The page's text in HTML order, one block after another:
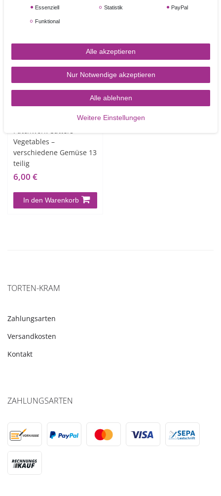
In den Warenkorb In den Warenkorb
Patchwork Cutters
Vegetables –
verschiedene Gemüse 13
teilig
6,00 €
In den Warenkorb
TORTEN-KRAM
Zahlungsarten
Versandkosten
Kontakt
ZAHLUNGSARTEN
Essenziell Statistik PayPal
Funktional
Alle akzeptieren
Nur Notwendige akzeptieren
Alle ablehnen
Weitere Einstellungen